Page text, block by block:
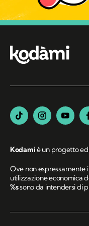
Kodamiè un progetto
Ove non
utilizzazione economica
%ssono da intendersi di